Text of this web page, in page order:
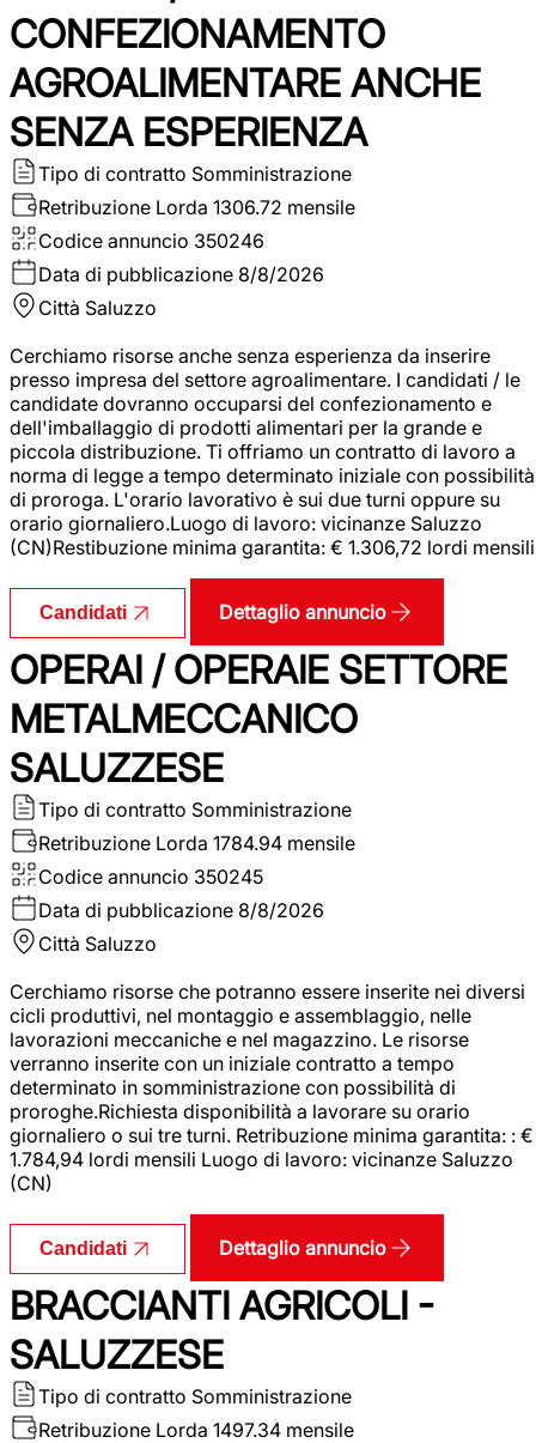
CONFEZIONAMENTO
AGROALIMENTARE ANCHE
SENZA ESPERIENZA
Tipo di contratto Somministrazione
Retribuzione Lorda 1306.72 mensile
Codice annuncio 350246
Data di pubblicazione 8/8/2026
Città Saluzzo
Cerchiamo risorse anche senza esperienza da inserire
presso impresa del settore agroalimentare. I candidati / le
candidate dovranno occuparsi del confezionamento e
dell'imballaggio di prodotti alimentari per la grande e
piccola distribuzione. Ti offriamo un contratto di lavoro a
norma di legge a tempo determinato iniziale con possibilità
di proroga. L'orario lavorativo è sui due turni oppure su
orario giornaliero.Luogo di lavoro: vicinanze Saluzzo
(CN)Restibuzione minima garantita: € 1.306,72 lordi mensili
Candidati Dettaglio annuncio
OPERAI / OPERAIE SETTORE
METALMECCANICO
SALUZZESE
Tipo di contratto Somministrazione
Retribuzione Lorda 1784.94 mensile
Codice annuncio 350245
Data di pubblicazione 8/8/2026
Città Saluzzo
Cerchiamo risorse che potranno essere inserite nei diversi
cicli produttivi, nel montaggio e assemblaggio, nelle
lavorazioni meccaniche e nel magazzino. Le risorse
verranno inserite con un iniziale contratto a tempo
determinato in somministrazione con possibilità di
proroghe.Richiesta disponibilità a lavorare su orario
giornaliero o sui tre turni. Retribuzione minima garantita: : €
1.784,94 lordi mensili Luogo di lavoro: vicinanze Saluzzo
(CN)
Candidati Dettaglio annuncio
BRACCIANTI AGRICOLI -
SALUZZESE
Tipo di contratto Somministrazione
Retribuzione Lorda 1497.34 mensile